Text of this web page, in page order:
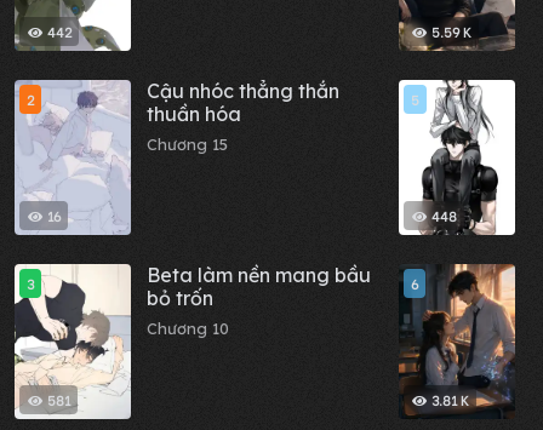
442
16
2
Cậu nhóc thẳng thắn
thuần hóa
Chương 15
581
3
Beta làm nền mang bầu
bỏ trốn
Chương 10
5.59 K
448
5
3.81 K
6